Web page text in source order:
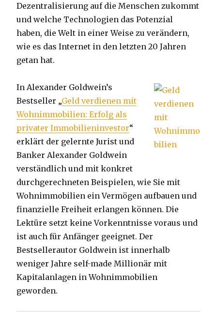
Dezentralisierung auf die Menschen zukommt
und welche Technologien das Potenzial
haben, die Welt in einer Weise zu verändern,
wie es das Internet in den letzten 20 Jahren
getan hat.
In Alexander Goldwein’s
Bestseller „Geld verdienen mit
Wohnimmobilien: Erfolg als
privater Immobilieninvestor“
erklärt der gelernte Jurist und
Banker Alexander Goldwein
verständlich und mit konkret
durchgerechneten Beispielen, wie Sie mit
Wohnimmobilien ein Vermögen aufbauen und
finanzielle Freiheit erlangen können. Die
Lektüre setzt keine Vorkenntnisse voraus und
ist auch für Anfänger geeignet. Der
Bestsellerautor Goldwein ist innerhalb
weniger Jahre self-made Millionär mit
Kapitalanlagen in Wohnimmobilien
geworden.